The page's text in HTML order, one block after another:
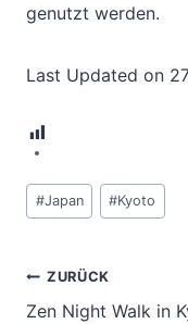
genutzt werden.
Last Updated on
Schlagworte:
#Japan #Kyoto
ZURÜCK
Zen Night Walk in